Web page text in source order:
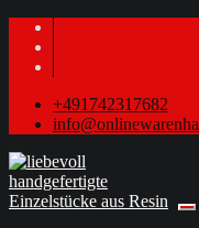
+491742317682